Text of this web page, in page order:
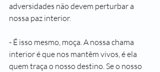
adversidades não devem perturbar a
nossa paz interior.
- É isso mesmo, moça. A nossa chama
interior é que nos mantêm vivos, é ela
quem traça o nosso destino. Se o nosso